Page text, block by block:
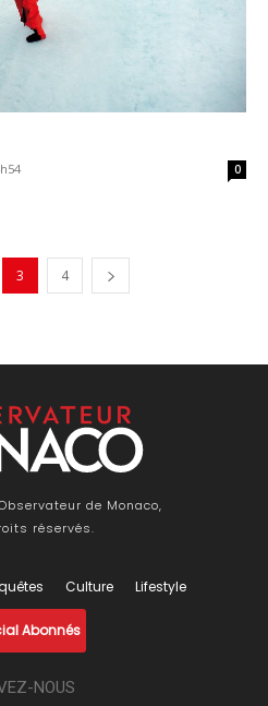
0
3 4
de Monaco,
réservés.
Culture Lifestyle
Abonnés
NOUS